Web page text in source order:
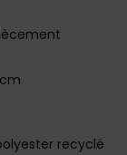
recyclé